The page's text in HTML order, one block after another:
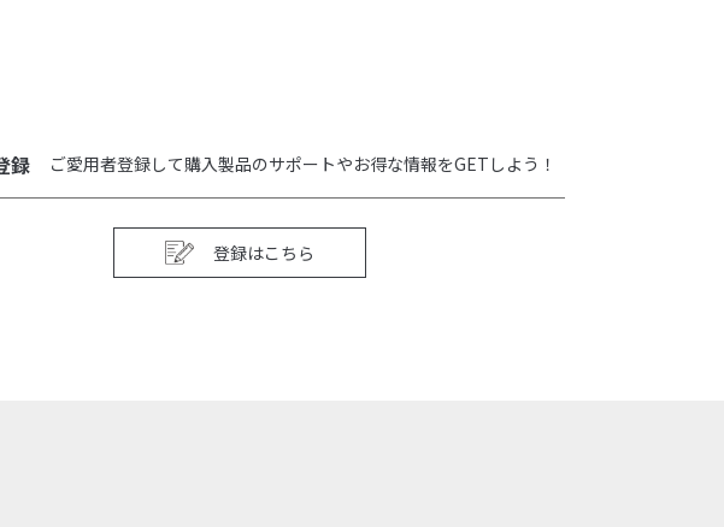
録 ご愛用者登録して購入製品のサポートやお得な情報をGETしよう！
登録はこちら